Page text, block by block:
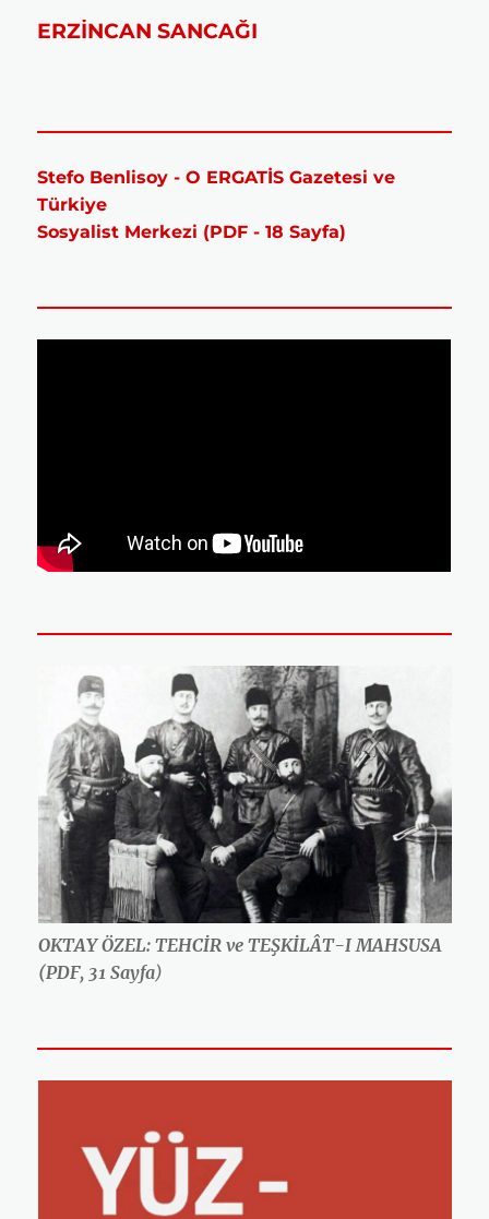
ERZİNCAN SANCAĞI
Stefo Benlisoy - O ERGATİS Gazetesi ve
Türkiye
Sosyalist Merkezi (PDF - 18 Sayfa)
OKTAY ÖZEL: TEHCİR ve TEŞKİLÂT-I MAHSUSA
(PDF, 31 Sayfa)